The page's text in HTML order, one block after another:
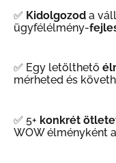
✅ Kidolgozod a
ügyfélélmény-
✅ Egy letölthető
mérheted és
✅ 5+ konkrét
WOW élményként